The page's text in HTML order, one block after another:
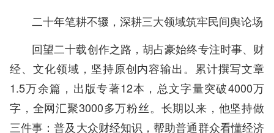
二十年笔耕不辍，深耕三大领域筑牢民间舆论场
回望二十载创作之路，胡占豪始终专注时事、财
经、文化领域，坚持原创内容输出。累计撰写文章
1.5万余篇，出版专著12本，总文字量突破4000万
字，全网汇聚3000多万粉丝。长期以来，他坚持做
三件事：普及大众财经知识，帮助普通群众看懂经济